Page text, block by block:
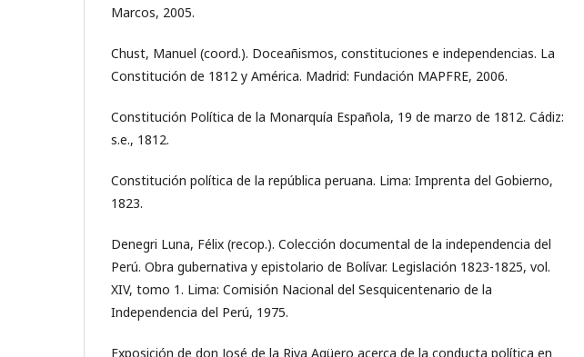
Marcos, 2005.
Chust, Manuel (coord.). Doceañismos, constituciones e independencias. La
Constitución de 1812 y América. Madrid: Fundación MAPFRE, 2006.
Constitución Política de la Monarquía Española, 19 de marzo de 1812. Cádiz:
s.e., 1812.
Constitución política de la república peruana. Lima: Imprenta del Gobierno,
1823.
Denegri Luna, Félix (recop.). Colección documental de la independencia del
Perú. Obra gubernativa y epistolario de Bolívar. Legislación 1823-1825, vol.
XIV, tomo 1. Lima: Comisión Nacional del Sesquicentenario de la
Independencia del Perú, 1975.
Exposición de don José de la Riva Agüero acerca de la conducta política en